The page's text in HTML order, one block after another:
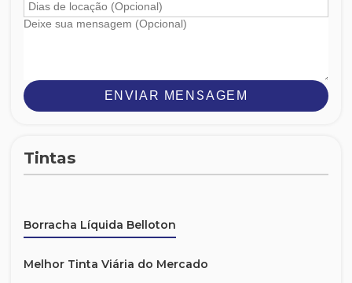
ENVIAR MENSAGEM
Tintas
Borracha Líquida Belloton
Melhor Tinta Viária do Mercado